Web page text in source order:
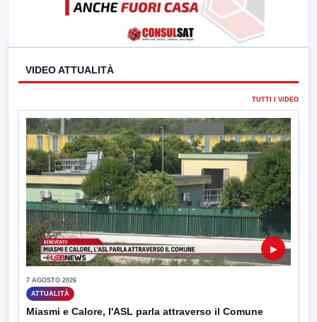
VIDEO ATTUALITÀ
TUTTI I VIDEO
▶
7 AGOSTO 2026
ATTUALITÀ
Miasmi e Calore, l'ASL parla attraverso il Comune